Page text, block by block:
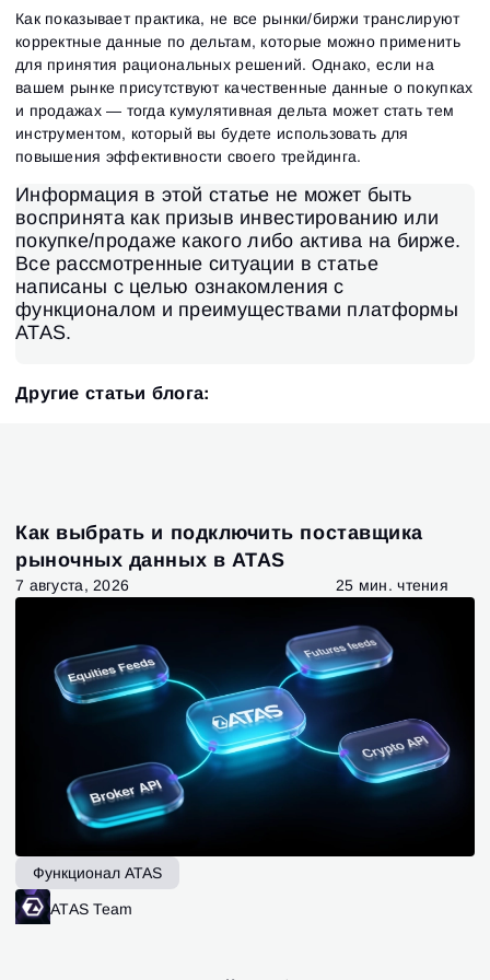
Как показывает практика, не все рынки/биржи транслируют
корректные данные по дельтам, которые можно применить
для принятия рациональных решений. Однако, если на
вашем рынке присутствуют качественные данные о покупках
и продажах — тогда кумулятивная дельта может стать тем
инструментом, который вы будете использовать для
повышения эффективности своего трейдинга.
Информация в этой статье не может быть
воспринята как призыв инвестированию или
покупке/продаже какого либо актива на бирже.
Все рассмотренные ситуации в статье
написаны с целью ознакомления с
функционалом и преимуществами платформы
ATAS.
Другие статьи блога:
Как выбрать и подключить поставщика
рыночных данных в ATAS
7 августа, 2026 25 мин. чтения
Функционал ATAS
ATAS Team